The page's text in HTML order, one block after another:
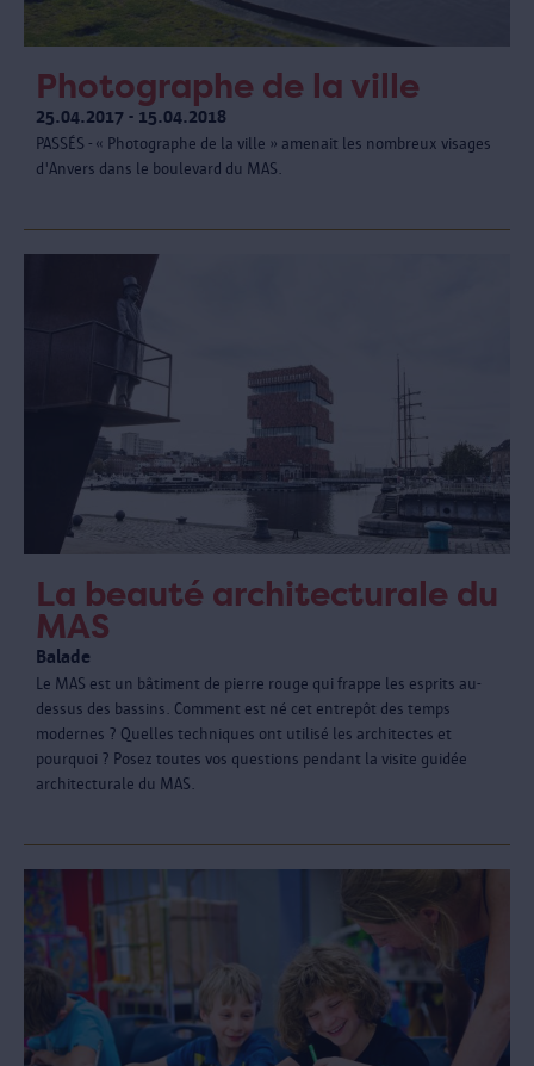
Photographe de la ville
25.04.2017 - 15.04.2018
PASSÉS - « Photographe de la ville » amenait les nombreux visages
d'Anvers dans le boulevard du MAS.
La beauté architecturale du
MAS
Balade
Le MAS est un bâtiment de pierre rouge qui frappe les esprits au-
dessus des bassins. Comment est né cet entrepôt des temps
modernes ? Quelles techniques ont utilisé les architectes et
pourquoi ? Posez toutes vos questions pendant la visite guidée
architecturale du MAS.